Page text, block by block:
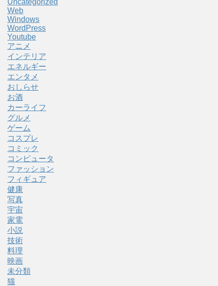
Uncategorized
Web
Windows
WordPress
Youtube
アニメ
インテリア
エネルギー
エンタメ
おしらせ
お酒
カーライフ
グルメ
ゲーム
コスプレ
コミック
コンピュータ
ファッション
フィギュア
健康
写真
宇宙
家電
小説
技術
料理
映画
未分類
猫